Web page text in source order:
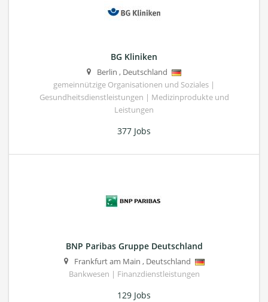
BG Kliniken
Berlin , Deutschland
gemeinnützige Organisationen und Soziales |
Gesundheitsdienstleistungen | Medizinprodukte und
Leistungen
377 Jobs
BNP Paribas Gruppe Deutschland
Frankfurt am Main , Deutschland
Bankwesen | Finanzdienstleistungen
129 Jobs